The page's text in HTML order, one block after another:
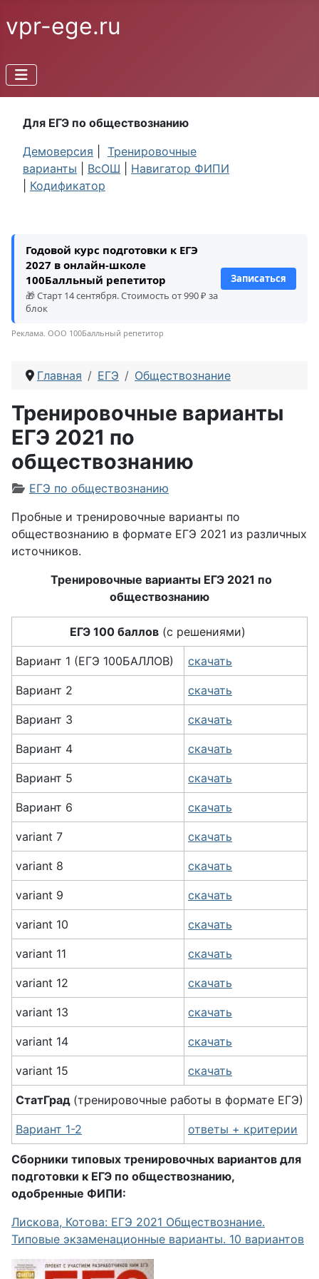
vpr-ege.ru
Для ЕГЭ по обществознанию
Демоверсия
Тренировочные
варианты
ВсОШ
Навигатор ФИПИ
Кодификатор
Годовой курс подготовки к ЕГЭ
2027 в онлайн-школе
100Балльный репетитор
🎁 Старт 14 сентября. Стоимость от 990 ₽ за
блок
Записаться
Реклама. ООО 100Балльный репетитор
Главная ЕГЭ Обществознание
Тренировочные варианты
ЕГЭ 2021 по
обществознанию
Информация о материале
ЕГЭ по обществознанию
Пробные и тренировочные варианты по
обществознанию в формате ЕГЭ 2021 из различных
источников.
Тренировочные варианты ЕГЭ 2021 по
обществознанию
ЕГЭ 100 баллов (с решениями)
Вариант 1 (ЕГЭ 100БАЛЛОВ) скачать
Вариант 2 скачать
Вариант 3 скачать
Вариант 4 скачать
Вариант 5 скачать
Вариант 6 скачать
variant 7 скачать
variant 8 скачать
variant 9 скачать
variant 10 скачать
variant 11 скачать
variant 12 скачать
variant 13 скачать
variant 14 скачать
variant 15 скачать
СтатГрад (тренировочные работы в формате ЕГЭ)
Вариант 1-2 ответы + критерии
Сборники типовых тренировочных вариантов для
подготовки к ЕГЭ по обществознанию,
одобренные ФИПИ:
Лискова, Котова: ЕГЭ 2021 Обществознание.
Типовые экзаменационные варианты. 10 вариантов